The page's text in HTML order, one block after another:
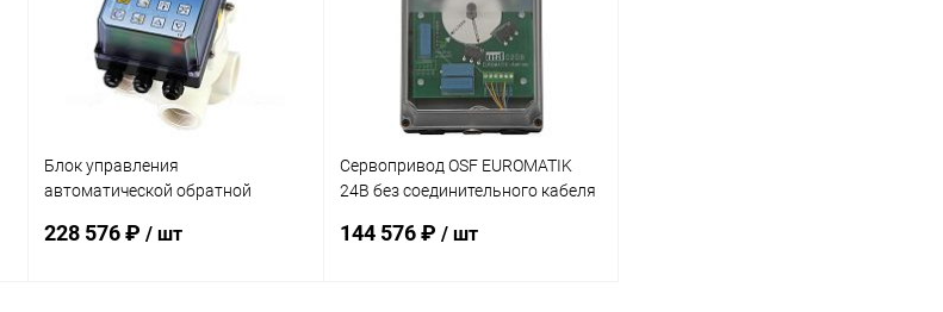
Блок управления
автоматической обратной
(310.488.2201)
228 576 ₽ / шт
Сервопривод OSF EUROMATIK
24В без соединительного кабеля
144 576 ₽ / шт